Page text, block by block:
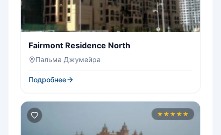
Fairmont Residence North
Пальма Джумейра
Подробнее
★★★★★